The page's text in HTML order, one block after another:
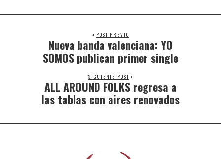
POST PREVIO
Nueva banda valenciana: YO
SOMOS publican primer single
SIGUIENTE POST
ALL AROUND FOLKS regresa a
las tablas con aires renovados